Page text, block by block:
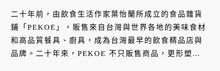
二十年前，由飲食生活作家葉怡蘭所成立的食品雜貨
鋪「PEKOE」，販售來自台灣與世界各地的美味食材
和高品質餐具、廚具，成為台灣最早的飲食精品店與
品牌。二十年來，PEKOE 不只販售商品，更形塑了